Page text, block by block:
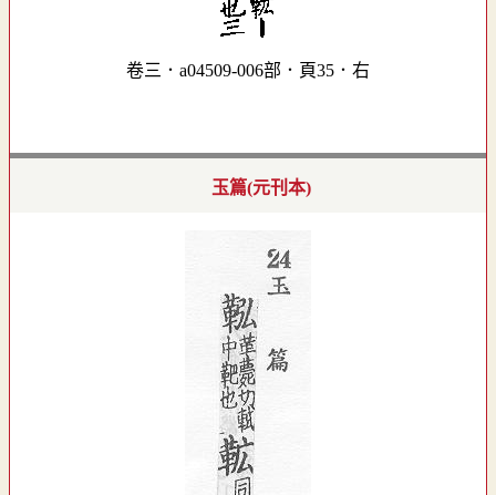
卷三．a04509-006部．頁35．右
玉篇(元刊本)